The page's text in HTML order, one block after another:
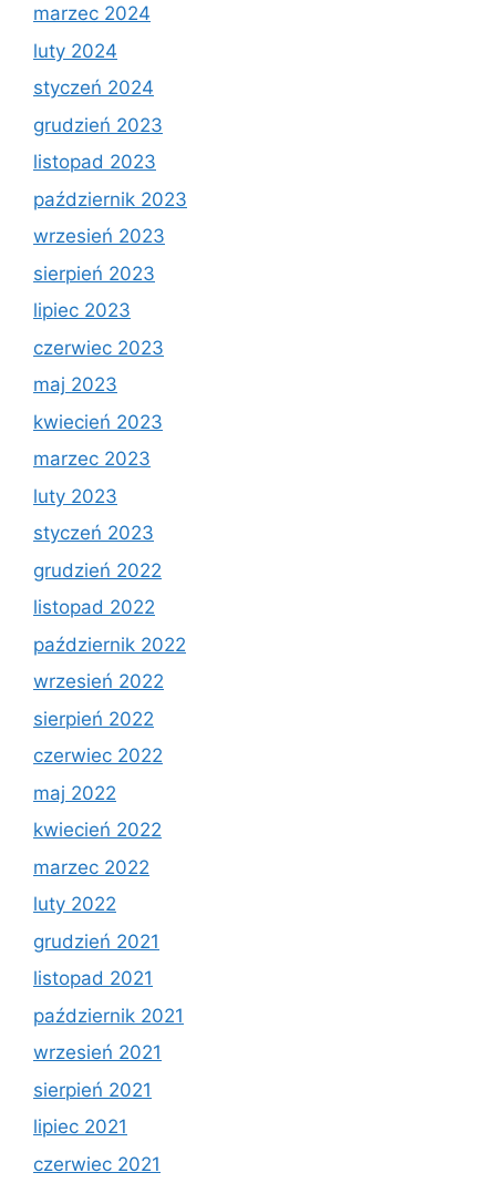
marzec 2024
luty 2024
styczeń 2024
grudzień 2023
listopad 2023
październik 2023
wrzesień 2023
sierpień 2023
lipiec 2023
czerwiec 2023
maj 2023
kwiecień 2023
marzec 2023
luty 2023
styczeń 2023
grudzień 2022
listopad 2022
październik 2022
wrzesień 2022
sierpień 2022
czerwiec 2022
maj 2022
kwiecień 2022
marzec 2022
luty 2022
grudzień 2021
listopad 2021
październik 2021
wrzesień 2021
sierpień 2021
lipiec 2021
czerwiec 2021